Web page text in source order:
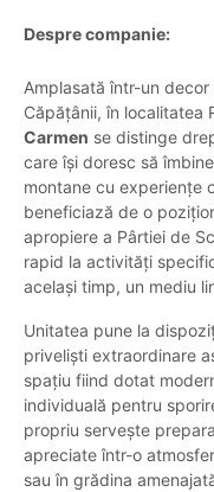
Despre companie:
Amplasată într-un
Căpățânii, în localitatea
Carmen se distinge
care își doresc să
montane cu experiențe
beneficiază de o
apropiere a Pârtiei de
rapid la activități
același timp, un mediu
Unitatea pune la
priveliști extraordinare
spațiu fiind dotat
individuală pentru
propriu servește
apreciate într-o
sau în grădina